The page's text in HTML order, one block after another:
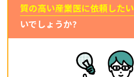
質の高い産業医に依頼したい
いでしょうか?